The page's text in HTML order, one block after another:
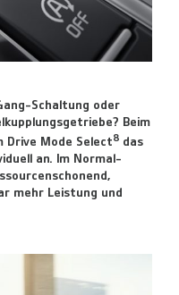
Schaltung oder
Beim
Drive Mode Select8 das
an. Im Normal-
mehr Leistung und